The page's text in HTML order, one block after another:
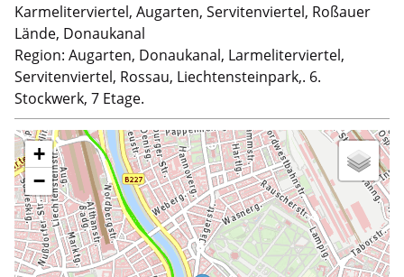
Karmeliterviertel, Augarten, Servitenviertel, Roßauer
Lände, Donaukanal
Region: Augarten, Donaukanal, Larmeliterviertel,
Servitenviertel, Rossau, Liechtensteinpark,. 6.
Stockwerk, 7 Etage.
+
−